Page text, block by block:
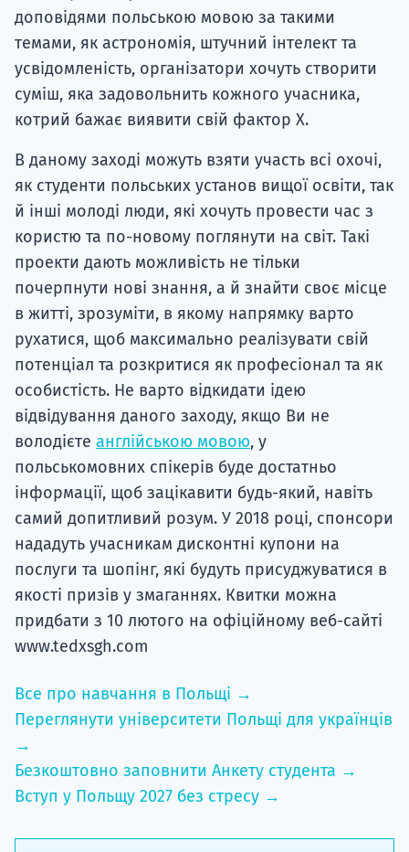
доповідями польською мовою за такими
темами, як астрономія, штучний інтелект та
усвідомленість, організатори хочуть створити
суміш, яка задовольнить кожного учасника,
котрий бажає виявити свій фактор Х.
В даному заході можуть взяти участь всі охочі,
як студенти польських установ вищої освіти, так
й інші молоді люди, які хочуть провести час з
користю та по-новому поглянути на світ. Такі
проекти дають можливість не тільки
почерпнути нові знання, а й знайти своє місце
в житті, зрозуміти, в якому напрямку варто
рухатися, щоб максимально реалізувати свій
потенціал та розкритися як професіонал та як
особистість. Не варто відкидати ідею
відвідування даного заходу, якщо Ви не
володієте англійською мовою, у
польськомовних спікерів буде достатньо
інформації, щоб зацікавити будь-який, навіть
самий допитливий розум. У 2018 році, спонсори
нададуть учасникам дисконтні купони на
послуги та шопінг, які будуть присуджуватися в
якості призів у змаганнях. Квитки можна
придбати з 10 лютого на офіційному веб-сайті
www.tedxsgh.com
Все про навчання в Польщі →
Переглянути університети Польщі для українців
→
Безкоштовно заповнити Анкету студента →
Вступ у Польщу 2027 без стресу →